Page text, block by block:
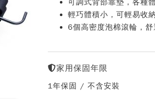
可調式背部靠墊，各種
輕巧體積小，可輕易收
6個高密度泡棉滾輪，舒
家用保固年限
1年保固 / 不含安裝